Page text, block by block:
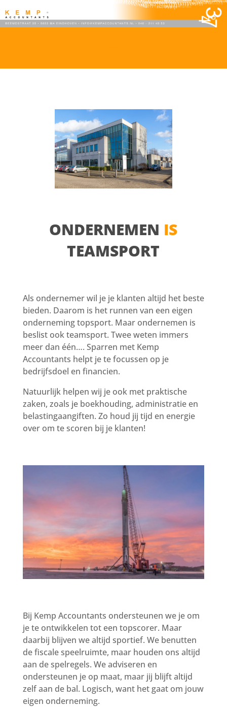
ONDERNEMEN IS
TEAMSPORT
Als ondernemer wil je je klanten altijd het beste
bieden. Daarom is het runnen van een eigen
onderneming topsport. Maar ondernemen is
beslist ook teamsport. Twee weten immers
meer dan één…. Sparren met Kemp
Accountants helpt je te focussen op je
bedrijfsdoel en financien.
Natuurlijk helpen wij je ook met praktische
zaken, zoals je boekhouding, administratie en
belastingaangiften. Zo houd jij tijd en energie
over om te scoren bij je klanten!
Bij Kemp Accountants ondersteunen we je om
je te ontwikkelen tot een topscorer. Maar
daarbij blijven we altijd sportief. We benutten
de fiscale speelruimte, maar houden ons altijd
aan de spelregels. We adviseren en
ondersteunen je op maat, maar jij blijft altijd
zelf aan de bal. Logisch, want het gaat om jouw
eigen onderneming.